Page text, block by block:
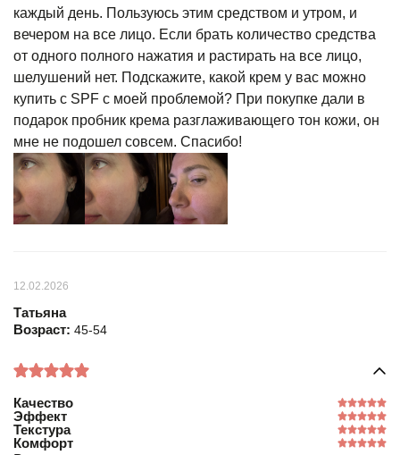
каждый день. Пользуюсь этим средством и утром, и
вечером на все лицо. Если брать количество средства
от одного полного нажатия и растирать на все лицо,
шелушений нет. Подскажите, какой крем у вас можно
купить с SPF c моей проблемой? При покупке дали в
подарок пробник крема разглаживающего тон кожи, он
мне не подошел совсем. Спасибо!
12.02.2026
Татьяна
Возраст: 45-54
Качество
Эффект
Текстура
Комфорт